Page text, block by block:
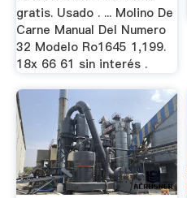
gratis. Usado . ... Molino De
Carne Manual Del Numero
32 Modelo Ro1645 1,199.
18x 66 61 sin interés .